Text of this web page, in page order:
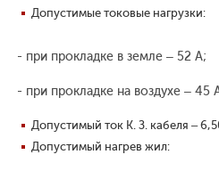
Допустимые токовые нагрузки:
- при прокладке в земле – 52 А;
- при прокладке на воздухе – 45
Допустимый ток К. З. кабеля –
Допустимый нагрев жил: